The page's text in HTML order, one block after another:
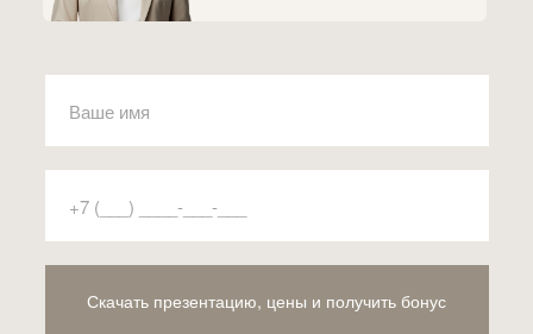
Скачать презентацию, цены и получить бонус